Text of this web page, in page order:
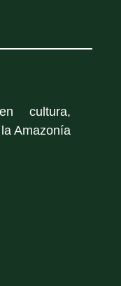
cultura,
Amazonía